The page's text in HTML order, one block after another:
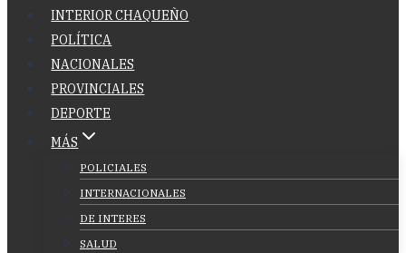
INTERIOR CHAQUEÑO
POLÍTICA
NACIONALES
PROVINCIALES
DEPORTE
MÁS
POLICIALES
INTERNACIONALES
DE INTERES
SALUD